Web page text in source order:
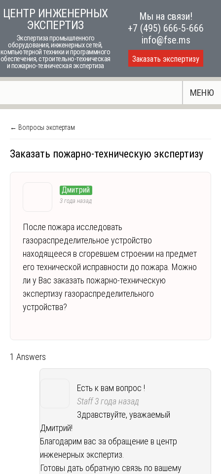
to
content
ЦЕНТР ИНЖЕНЕРНЫХ
ЭКСПЕРТИЗ
Экспертиза промышленного
оборудования, инженерных сетей,
компьютерной техники и программного
обеспечения, строительно-техническая
и пожарно-техническая экспертиза
Мы на связи!
+7 (495) 666-5-666
info@fse.ms
Заказать экспертизу
МЕНЮ
← Вопросы экспертам
Заказать пожарно-техническую экспертизу
Дмитрий
3 года назад
После пожара исследовать
газораспределительное устройство
находящееся в сгоревшем строении на предмет
его технической исправности до пожара. Можно
ли у Вас заказать пожарно-техническую
экспертизу газораспределительного
устройства?
1 Answers
Есть к вам вопрос !
Staff3 года назад
Здравствуйте, уважаемый
Дмитрий!
Благодарим вас за обращение в центр
инженерных экспертиз.
Готовы дать обратную связь по вашему